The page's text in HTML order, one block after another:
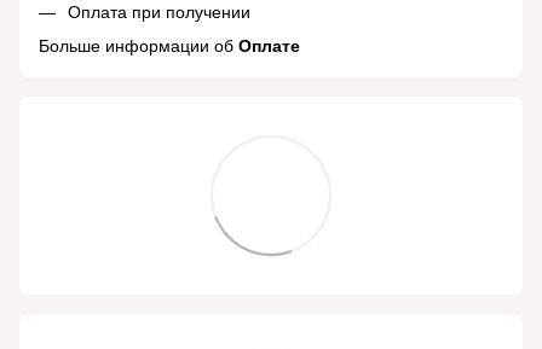
Оплата при получении
Больше информации об Оплате